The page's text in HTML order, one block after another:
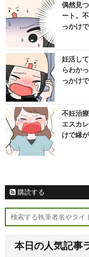
偶然見
ート。
っかけ
妊活し
らわか
っかけ
不妊治
エスカ
けで縁
購読する
本日の人気記事